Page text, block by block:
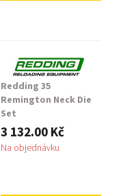
Redding 35
Remington Neck Die
Set
3 132.00 Kč
Na objednávku